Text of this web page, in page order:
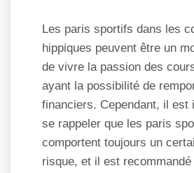
Les paris sportifs dans les
hippiques peuvent être un
de vivre la passion des
ayant la possibilité de
financiers. Cependant, il est
se rappeler que les paris
comportent toujours un
risque, et il est